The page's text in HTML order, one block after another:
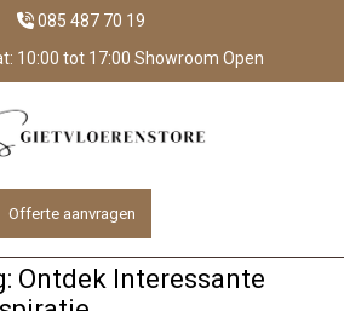
085 487 70 19
10:00 tot 17:00 Showroom Open
Offerte aanvragen
Ontdek Interessante